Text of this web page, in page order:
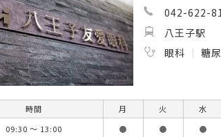
042-622-
八王子駅
眼科
糖
時間 月 火 水
09:30 ～ 13:00
● ● ●